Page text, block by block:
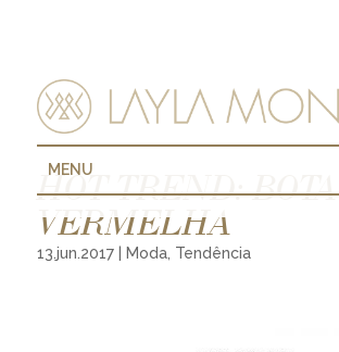
MENU
HOT TREND: BOTA
VERMELHA
13.jun.2017| Moda, Tendência